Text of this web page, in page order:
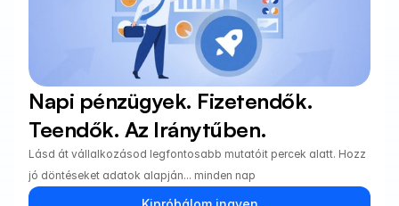
Napi pénzügyek. Fizetendők.
Teendők. Az Iránytűben.
Lásd át vállalkozásod legfontosabb mutatóit percek alatt. Hozz
jó döntéseket adatok alapján... minden nap